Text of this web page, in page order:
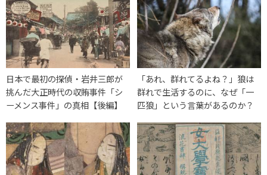
日本で最初の探偵・岩井三郎が
挑んだ大正時代の収賄事件「シ
ーメンス事件」の真相【後編】
「あれ、群れてるよね？」狼は
群れで生活するのに、なぜ「一
匹狼」という言葉があるのか？